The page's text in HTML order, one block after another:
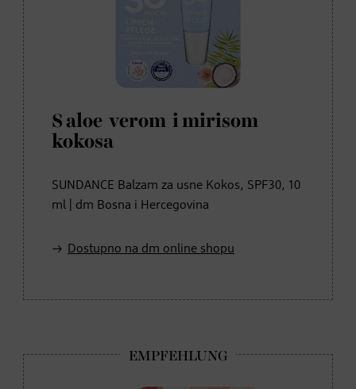
S aloe verom i mirisom
kokosa
SUNDANCE Balzam za usne Kokos, SPF30, 10
ml | dm Bosna i Hercegovina
Dostupno na dm online shopu